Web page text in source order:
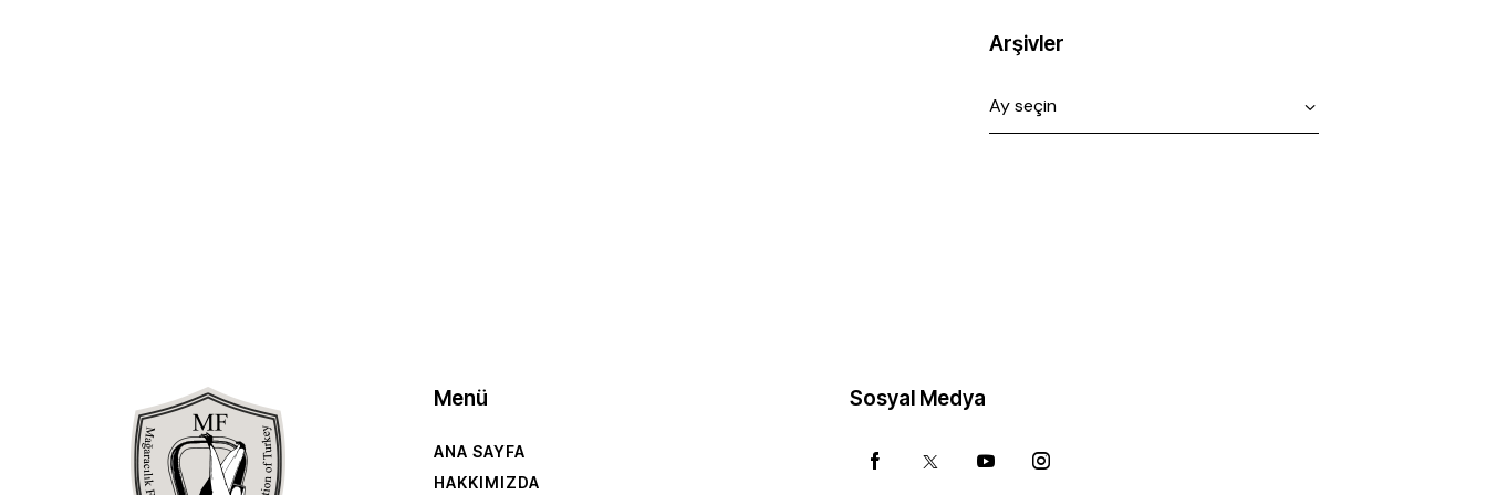
Arşivler
Menü
ANA SAYFA
HAKKIMIZDA
Sosyal Medya